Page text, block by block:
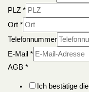
PLZ *
Ort *
Telefonnummer
E-Mail *
AGB *
Ich bestätige